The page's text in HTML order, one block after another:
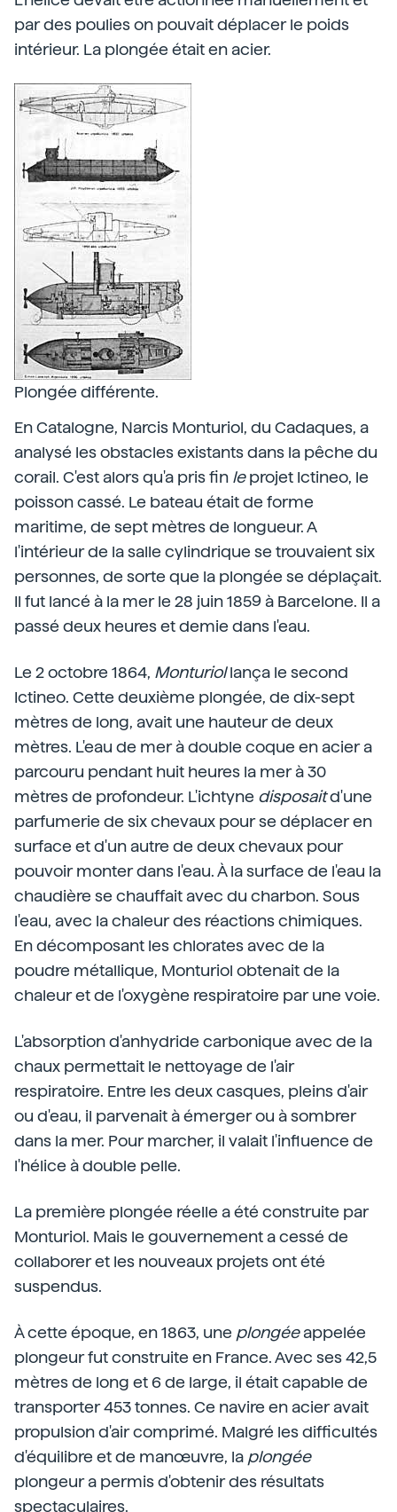
par des poulies on pouvait déplacer le poids
intérieur. La plongée était en acier.
Plongée différente.
En Catalogne, Narcis Monturiol, du Cadaques, a
analysé les obstacles existants dans la pêche du
corail. C'est alors qu'a pris fin leprojet Ictineo, le
poisson cassé. Le bateau était de forme
maritime, de sept mètres de longueur. A
l'intérieur de la salle cylindrique se trouvaient six
personnes, de sorte que la plongée se déplaçait.
Il fut lancé à la mer le 28 juin 1859 à Barcelone. Il a
passé deux heures et demie dans l'eau.
Le 2 octobre 1864, Monturiollança le second
Ictineo. Cette deuxième plongée, de dix-sept
mètres de long, avait une hauteur de deux
mètres. L'eau de mer à double coque en acier a
parcouru pendant huit heures la mer à 30
mètres de profondeur. L'ichtyne disposaitd'une
parfumerie de six chevaux pour se déplacer en
surface et d'un autre de deux chevaux pour
pouvoir monter dans l'eau. À la surface de l'eau la
chaudière se chauffait avec du charbon. Sous
l'eau, avec la chaleur des réactions chimiques.
En décomposant les chlorates avec de la
poudre métallique, Monturiol obtenait de la
chaleur et de l'oxygène respiratoire par une voie.
L'absorption d'anhydride carbonique avec de la
chaux permettait le nettoyage de l'air
respiratoire. Entre les deux casques, pleins d'air
ou d'eau, il parvenait à émerger ou à sombrer
dans la mer. Pour marcher, il valait l'influence de
l'hélice à double pelle.
La première plongée réelle a été construite par
Monturiol. Mais le gouvernement a cessé de
collaborer et les nouveaux projets ont été
suspendus.
À cette époque, en 1863, une plongéeappelée
plongeur fut construite en France. Avec ses 42,5
mètres de long et 6 de large, il était capable de
transporter 453 tonnes. Ce navire en acier avait
propulsion d'air comprimé. Malgré les difficultés
d'équilibre et de manœuvre, la plongée
plongeur a permis d'obtenir des résultats
spectaculaires.